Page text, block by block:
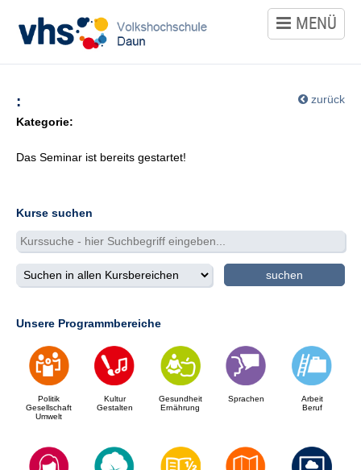
MENÜ
Kursangebot
Umwelt
Gesundheit
Ernährung
Sprachen
Arbeit
Beruf
Frauenkurse
Seniorenkurse
zurück
:
Kategorie:
Das Seminar ist bereits gestartet!
Kurse suchen
Unsere Programmbereiche
Politik
Gesellschaft
Umwelt
Kultur
Gestalten
Gesundheit
Ernährung
Sprachen
Arbeit
Beruf